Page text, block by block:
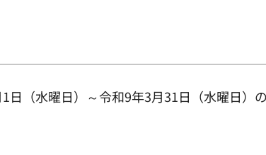
（水曜日）～令和9年3月31日（水曜日）